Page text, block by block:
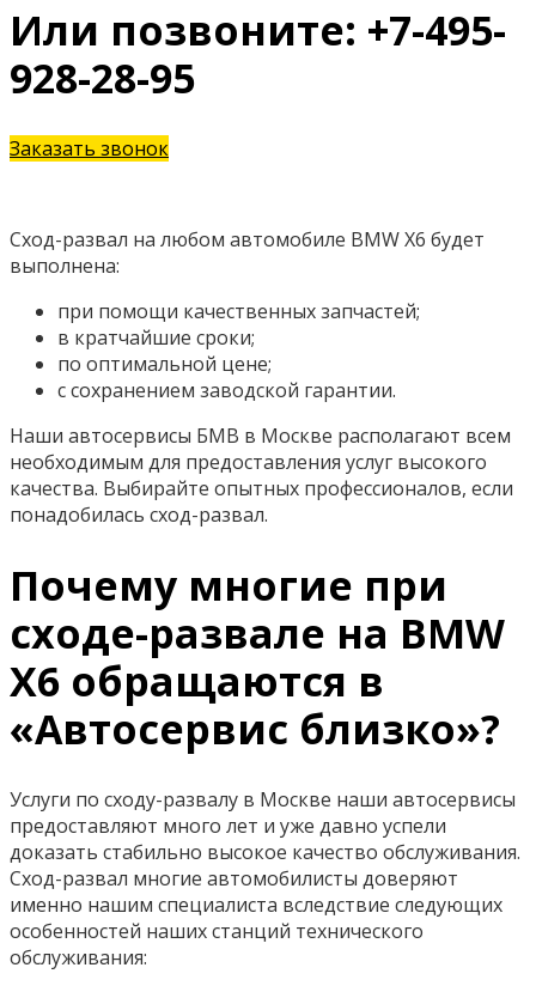
Или позвоните: +7-495-
928-28-95
Заказать звонок
Сход-развал на любом автомобиле BMW X6 будет
выполнена:
при помощи качественных запчастей;
в кратчайшие сроки;
по оптимальной цене;
с сохранением заводской гарантии.
Наши автосервисы БМВ в Москве располагают всем
необходимым для предоставления услуг высокого
качества. Выбирайте опытных профессионалов, если
понадобилась сход-развал.
Почему многие при
сходе-развале на BMW
X6 обращаются в
«Автосервис близко»?
Услуги по сходу-развалу в Москве наши автосервисы
предоставляют много лет и уже давно успели
доказать стабильно высокое качество обслуживания.
Сход-развал многие автомобилисты доверяют
именно нашим специалиста вследствие следующих
особенностей наших станций технического
обслуживания: